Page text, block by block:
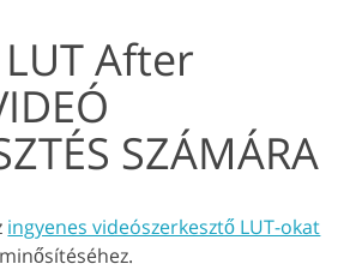
After
SZÁMÁRA
ingyenes videószerkesztő LUT-okat